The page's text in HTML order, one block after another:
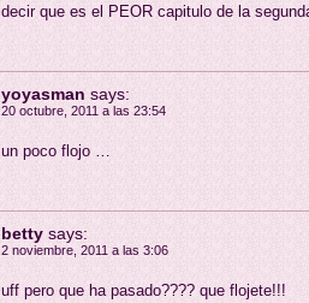
decir que es el PEOR capitulo de la
yoyasman says:
20 octubre, 2011 a las 23:54
un poco flojo …
betty says:
2 noviembre, 2011 a las 3:06
uff pero que ha pasado???? que flojete!!!